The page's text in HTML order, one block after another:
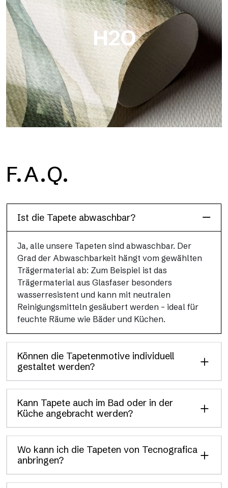
und satte Farben hervorheben.
H2O
H2O ist die wasserdichte Glasfaser-Badezimmertapete, ideal
für Duschkabinen und feuchte Umgebungen, mit hoher
F.A.Q.
Ist die Tapete abwaschbar?
Ja, alle unsere Tapeten sind abwaschbar. Der
Grad der Abwaschbarkeit hängt vom gewählten
Trägermaterial ab: Zum Beispiel ist das
Trägermaterial aus Glasfaser besonders
wasserresistent und kann mit neutralen
Reinigungsmitteln gesäubert werden – ideal für
feuchte Räume wie Bäder und Küchen.
Können die Tapetenmotive individuell
gestaltet werden?
Kann Tapete auch im Bad oder in der
Küche angebracht werden?
Wo kann ich die Tapeten von Tecnografica
anbringen?